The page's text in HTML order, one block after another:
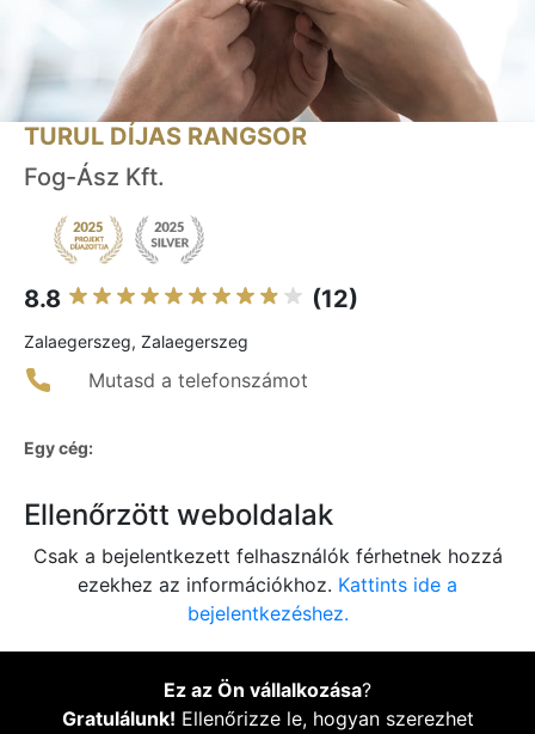
TURUL DÍJAS RANGSOR
Fog-Ász Kft.
8.8 (12)
Zalaegerszeg, Zalaegerszeg
Mutasd a telefonszámot
Egy cég:
Ellenőrzött weboldalak
Csak a bejelentkezett felhasználók férhetnek hozzá
ezekhez az információkhoz. Kattints ide a
bejelentkezéshez.
Ez az Ön vállalkozása?
Gratulálunk! Ellenőrizze le, hogyan szerezhet